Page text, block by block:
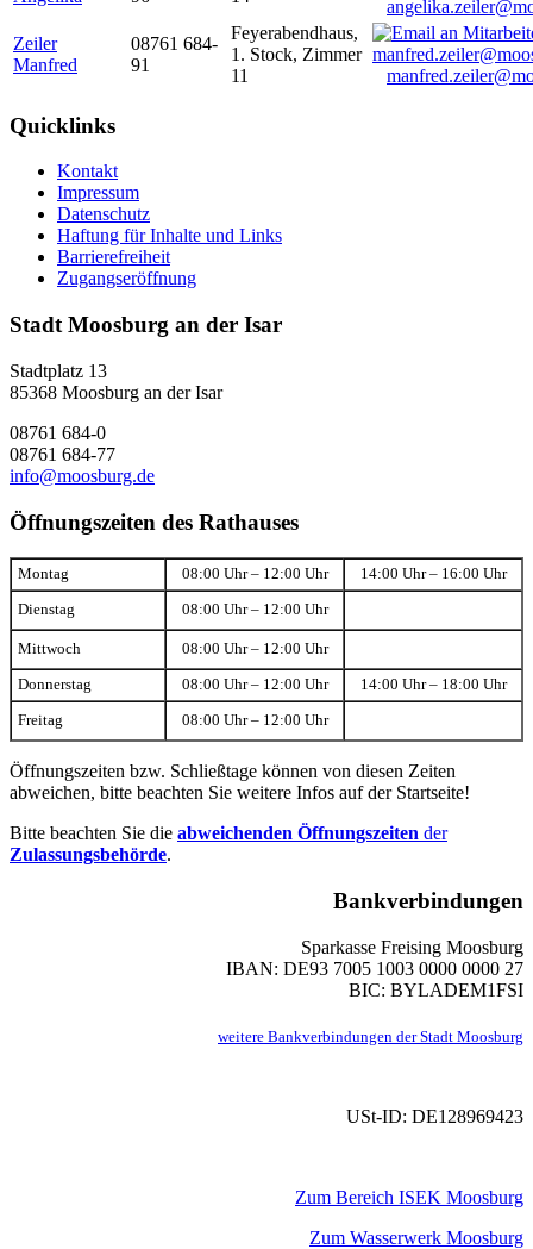
Zeiler
Manfred
08761 684-
91
Feyerabendhaus,
1. Stock, Zimmer
11
Quicklinks
Kontakt
Impressum
Datenschutz
Haftung für Inhalte und Links
Barrierefreiheit
Zugangseröffnung
Stadt Moosburg an der Isar
Stadtplatz 13
85368 Moosburg an der Isar
08761 684-0
08761 684-77
info@moosburg.de
Öffnungszeiten des Rathauses
Montag 08:00 Uhr – 12:00 Uhr 14:00 Uhr – 16:00 Uhr
Dienstag 08:00 Uhr – 12:00 Uhr
Mittwoch 08:00 Uhr – 12:00 Uhr
Donnerstag 08:00 Uhr – 12:00 Uhr 14:00 Uhr – 18:00 Uhr
Freitag 08:00 Uhr – 12:00 Uhr
Öffnungszeiten bzw. Schließtage können von diesen Zeiten
abweichen, bitte beachten Sie weitere Infos auf der Startseite!
Bitte beachten Sie die abweichenden Öffnungszeiten der
Zulassungsbehörde.
Bankverbindungen
Sparkasse Freising Moosburg
IBAN: DE93 7005 1003 0000 0000 27
BIC: BYLADEM1FSI
weitere Bankverbindungen der Stadt Moosburg
USt-ID: DE128969423
Zum Bereich ISEK Moosburg
Zum Wasserwerk Moosburg